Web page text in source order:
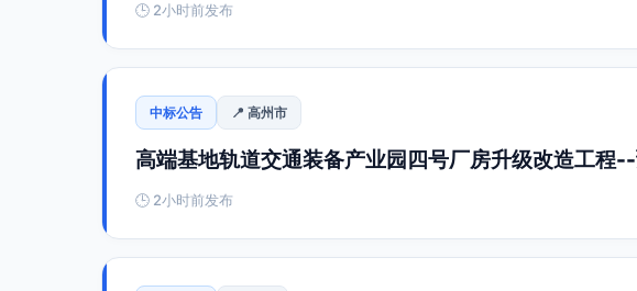
🕒 2小时前发布
中标公告 📍 高州市
高端基地轨道交通装备产业园四号厂房升级改造工程
🕒 2小时前发布